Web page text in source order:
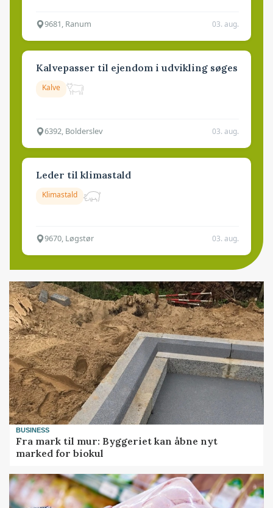
9681, Ranum 03. aug.
Kalvepasser til ejendom i udvikling søges
Kalve
6392, Bolderslev 03. aug.
Leder til klimastald
Klimastald
9670, Løgstør 03. aug.
BUSINESS
Fra mark til mur: Byggeriet kan åbne nyt
marked for biokul